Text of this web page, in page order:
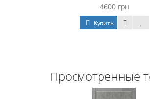
4600 грн
Купить
Просмотренные